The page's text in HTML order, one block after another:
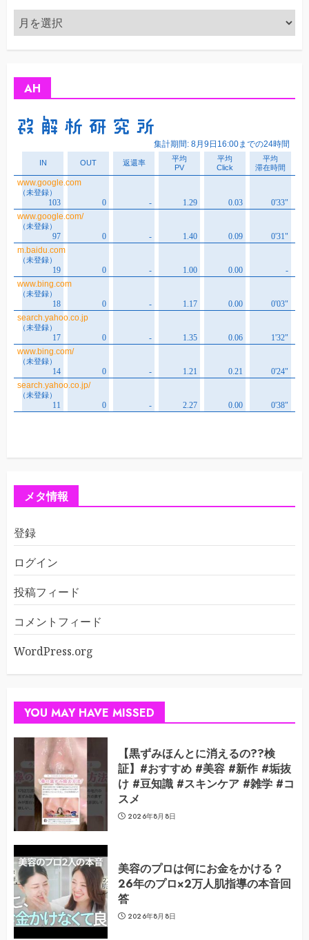
ア
ー
カ
AH
メタ情報
登録
ログイン
投稿フィード
コメントフィード
WordPress.org
YOU MAY HAVE MISSED
【黒ずみほんとに消えるの??検
証】#おすすめ #美容 #新作 #垢抜
け #豆知識 #スキンケア #雑学 #コ
スメ
2026年8月8日
美容のプロは何にお金をかける？
26年のプロ×2万人肌指導の本音回
答
2026年8月8日